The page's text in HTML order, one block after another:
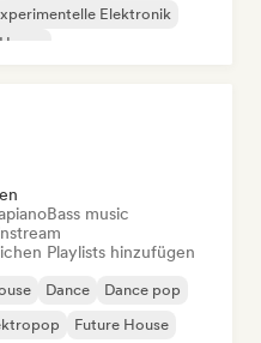
Elektronik
Bass music
Playlists hinzufügen
Dance
Dance pop
Future House